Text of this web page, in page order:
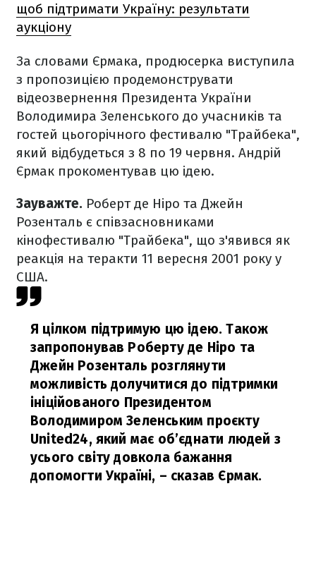
щоб підтримати Україну: результати
аукціону
За словами Єрмака, продюсерка виступила
з пропозицією продемонструвати
відеозвернення Президента України
Володимира Зеленського до учасників та
гостей цьогорічного фестивалю "Трайбека",
який відбудеться з 8 по 19 червня. Андрій
Єрмак прокоментував цю ідею.
Зауважте. Роберт де Ніро та Джейн
Розенталь є співзасновниками
кінофестивалю "Трайбека", що з'явився як
реакція на теракти 11 вересня 2001 року у
США.
Я цілком підтримую цю ідею. Також
запропонував Роберту де Ніро та
Джейн Розенталь розглянути
можливість долучитися до підтримки
ініційованого Президентом
Володимиром Зеленським проєкту
United24, який має об’єднати людей з
усього світу довкола бажання
допомогти Україні, – сказав Єрмак.